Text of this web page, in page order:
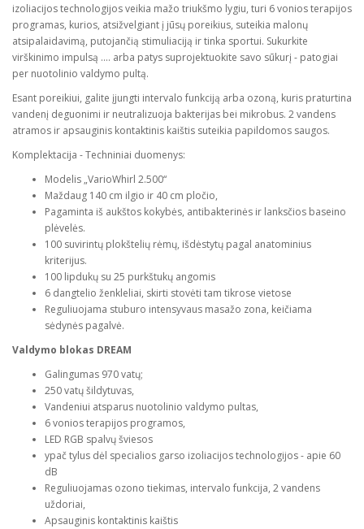
izoliacijos technologijos veikia mažo triukšmo lygiu, turi 6 vonios terapijos
programas, kurios, atsižvelgiant į jūsų poreikius, suteikia malonų
atsipalaidavimą, putojančią stimuliaciją ir tinka sportui. Sukurkite
virškinimo impulsą .... arba patys suprojektuokite savo sūkurį - patogiai
per nuotolinio valdymo pultą.
Esant poreikiui, galite įjungti intervalo funkciją arba ozoną, kuris praturtina
vandenį deguonimi ir neutralizuoja bakterijas bei mikrobus. 2 vandens
atramos ir apsauginis kontaktinis kaištis suteikia papildomos saugos.
Komplektacija - Techniniai duomenys:
Modelis „VarioWhirl 2.500“
Maždaug 140 cm ilgio ir 40 cm pločio,
Pagaminta iš aukštos kokybės, antibakterinės ir lanksčios baseino
plėvelės.
100 suvirintų plokštelių rėmų, išdėstytų pagal anatominius
kriterijus.
100 lipdukų su 25 purkštukų angomis
6 dangtelio ženkleliai, skirti stovėti tam tikrose vietose
Reguliuojama stuburo intensyvaus masažo zona, keičiama
sėdynės pagalvė.
Valdymo blokas DREAM
Galingumas 970 vatų;
250 vatų šildytuvas,
Vandeniui atsparus nuotolinio valdymo pultas,
6 vonios terapijos programos,
LED RGB spalvų šviesos
ypač tylus dėl specialios garso izoliacijos technologijos - apie 60
dB
Reguliuojamas ozono tiekimas, intervalo funkcija, 2 vandens
uždoriai,
Apsauginis kontaktinis kaištis